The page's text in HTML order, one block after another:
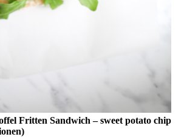
Fritten Sandwich – sweet potato chip